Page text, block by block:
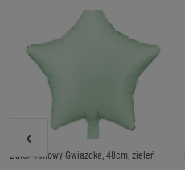
Balon foliowy Gwiazdka, 48cm, zieleń